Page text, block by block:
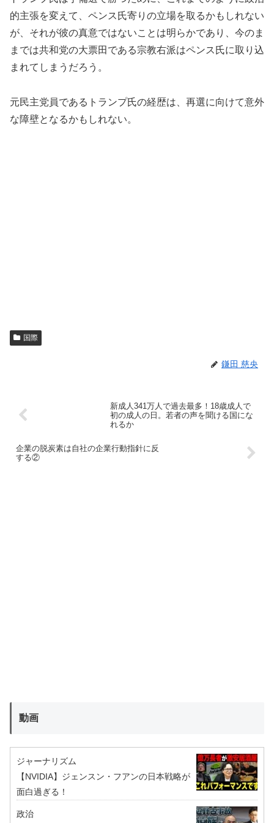
的主張を変えて、ペンス氏寄りの立場を取るかもしれない
が、それが彼の真意ではないことは明らかであり、今のま
までは共和党の大票田である宗教右派はペンス氏に取り込
まれてしまうだろう。
元民主党員であるトランプ氏の経歴は、再選に向けて意外
な障壁となるかもしれない。
国際
鎌田 慈央
新成人341万人で過去最多！18歳成人で
初の成人の日。若者の声を聞ける国にな
れるか
企業の脱炭素は自社の企業行動指針に反
する②
動画
ジャーナリズム
【NVIDIA】ジェンスン・フアンの日本戦略が
面白過ぎる！
政治